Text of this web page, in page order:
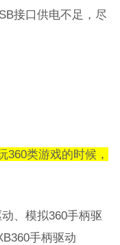
接口供电不足，尽
360类游戏的时候，
、模拟360手柄驱
手柄驱动